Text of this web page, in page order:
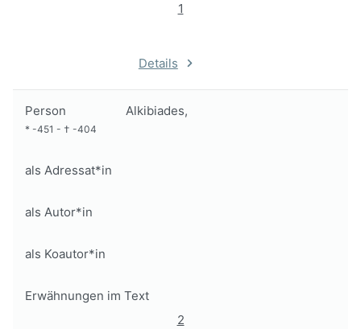
1
Details
Person Alkibiades,
* -451 - † -404
als Adressat*in
als Autor*in
als Koautor*in
Erwähnungen im Text
2